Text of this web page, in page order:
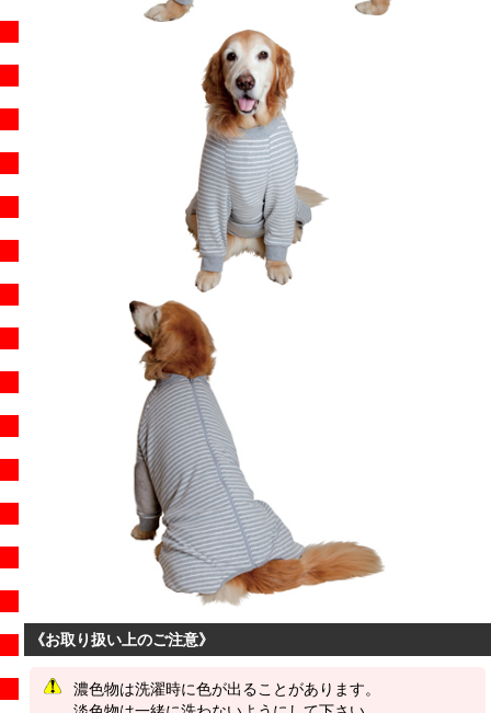
《お取り扱い上のご注意》
濃色物は洗濯時に色が出ることがあります。